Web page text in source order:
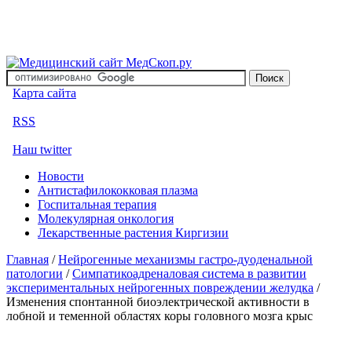
Карта сайта
RSS
Наш twitter
Новости
Антистафилококковая плазма
Госпитальная терапия
Молекулярная онкология
Лекарственные растения Киргизии
Главная /Нейрогенные механизмы гастро-дуоденальной
патологии /Симпатикоадреналовая система в развитии
экспериментальных нейрогенных повреждении желудка /
Изменения спонтанной биоэлектрической активности в
лобной и теменной областях коры головного мозга крыс